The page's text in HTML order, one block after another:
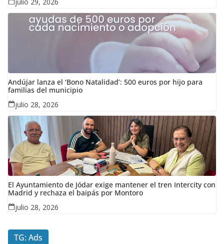
julio 29, 2026
Andújar lanza el ‘Bono Natalidad’: 500 euros por hijo para
familias del municipio
julio 28, 2026
El Ayuntamiento de Jódar exige mantener el tren Intercity con
Madrid y rechaza el baipás por Montoro
julio 28, 2026
TG: Ads